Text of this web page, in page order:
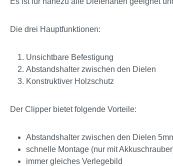
Die drei Hauptfunktionen:
Unsichtbare Befestigung
Abstandshalter zwischen den Dielen
Konstruktiver Holzschutz
Der Clipper bietet folgende Vorteile:
Abstandshalter zwischen den Dielen
schnelle Montage (nur mit
immer gleiches Verlegebild